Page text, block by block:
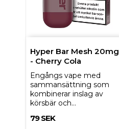
Hyper Bar Mesh 20mg
- Cherry Cola
Engångs vape med
sammansättning som
kombinerar inslag av
körsbär och…
79 SEK